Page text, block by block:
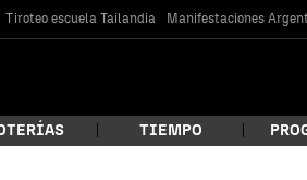
Tiroteo escuela Tailandia Manifestaciones
TIEMPO